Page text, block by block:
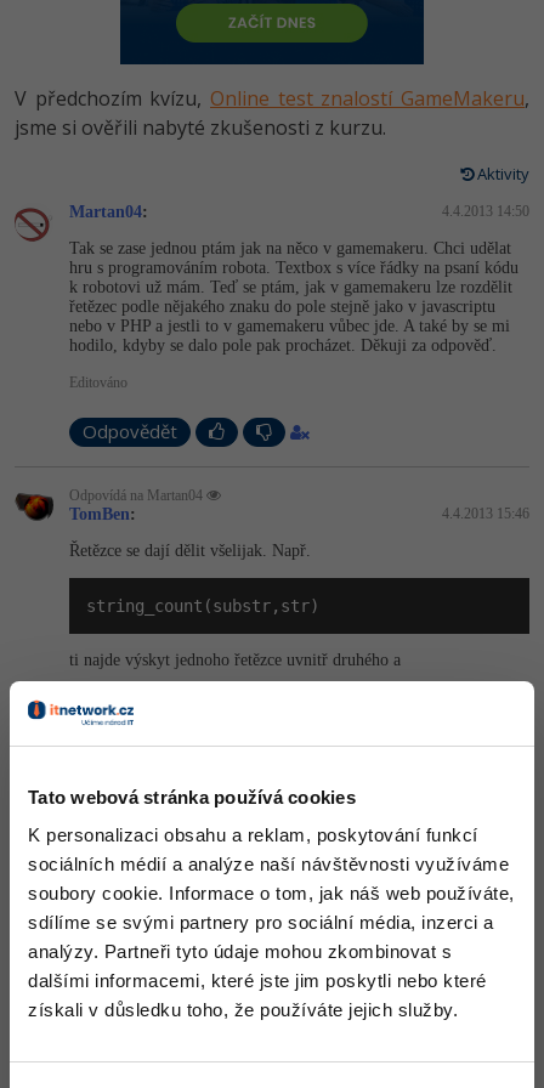
Tato webová stránka používá cookies
K personalizaci obsahu a reklam, poskytování funkcí
sociálních médií a analýze naší návštěvnosti využíváme
soubory cookie. Informace o tom, jak náš web používáte,
sdílíme se svými partnery pro sociální média, inzerci a
analýzy. Partneři tyto údaje mohou zkombinovat s
dalšími informacemi, které jste jim poskytli nebo které
získali v důsledku toho, že používáte jejich služby.
HTML5, CSS3, Bootstrap, SEO
SQL a databáze
UML a návrhové vzory
React
Spring
ASP.NET MVC
Django
Best practices
JavaScript
HTML / CSS
UML a návrhové vzory
MySQL/MariaDB
MS-SQL
SQLite
Vývojář mobilních aplikací
C# Game developer
Tester
Systémový administrátor
Grafik / UX/UI návrhář
3D grafik
SEO specialista
-80%
-80%
PHP -80%
Swift -80%
Kotlin -80%
-80%
VB.NET
-41%
Umělá inteligence (AI) -10%
Pro děti
Kurzy e-commerce
Testování softwaru
Datová analýza
Kurzy designu
HTML/CSS -80%
Photoshop
Příběhy absolventů
Blog
V předchozím kvízu, Online test znalostí GameMakeru,
jsme si ověřili nabyté zkušenosti z kurzu.
Aktivity
Martan04: 4.4.2013 14:50
Tak se zase jednou ptám jak na něco v gamemakeru. Chci udělat
hru s programováním robota. Textbox s více řádky na psaní kódu
k robotovi už mám. Teď se ptám, jak v gamemakeru lze rozdělit
řetězec podle nějakého znaku do pole stejně jako v javascriptu
nebo v PHP a jestli to v gamemakeru vůbec jde. A také by se mi
hodilo, kdyby se dalo pole pak procházet. Děkuji za odpověď.
Editováno
Odpovědět
Odpovídá na Martan04
TomBen: 4.4.2013 15:46
Řetězce se dají dělit všelijak. Např.
string_count(substr,str)
ti najde výskyt jednoho řetězce uvnitř druhého a
string_copy(str,index,count
Pak to buď nasázíš smyčkou do klasického pole nebo použiješ
datovou strukturu. Podle použití které píšeš by se mohla hodit
fronta.
Nahoru Odpovědět